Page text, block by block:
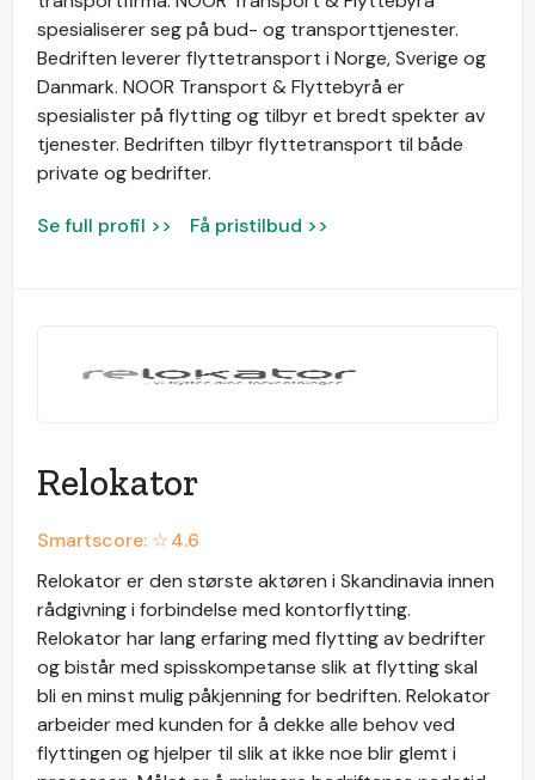
spesialiserer seg på bud- og transporttjenester.
Bedriften leverer flyttetransport i Norge, Sverige og
Danmark. NOOR Transport & Flyttebyrå er
spesialister på flytting og tilbyr et bredt spekter av
tjenester. Bedriften tilbyr flyttetransport til både
private og bedrifter.
Se full profil >> Få pristilbud >>
Relokator
Smartscore: ☆4.6
Relokator er den største aktøren i Skandinavia innen
rådgivning i forbindelse med kontorflytting.
Relokator har lang erfaring med flytting av bedrifter
og bistår med spisskompetanse slik at flytting skal
bli en minst mulig påkjenning for bedriften. Relokator
arbeider med kunden for å dekke alle behov ved
flyttingen og hjelper til slik at ikke noe blir glemt i